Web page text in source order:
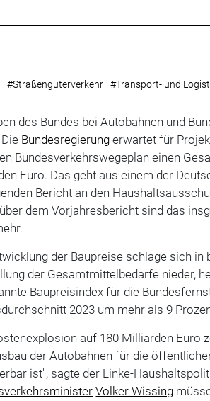
#Straßengüterverkehr #Transport- und
des Bundes bei Autobahnen und
Bundesregierung erwartet für
Bundesverkehrswegeplan einen
Euro. Das geht aus einem der
Bericht an den
dem Vorjahresbericht sind das
der Baupreise schlage sich
der Gesamtmittelbedarfe nieder,
Baupreisindex für die
2023 um mehr als 9
auf 180 Milliarden Euro
der Autobahnen für die
ist", sagte der Linke-
Volker Wissing